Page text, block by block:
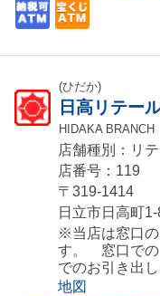
(ひだか)
日高リテー
HIDAKA BRANCH
店舗種別：リ
店番号：119
〒319-1414
日立市日高町
※当店は窓口の
す。 窓口での
でのお引き出
地図